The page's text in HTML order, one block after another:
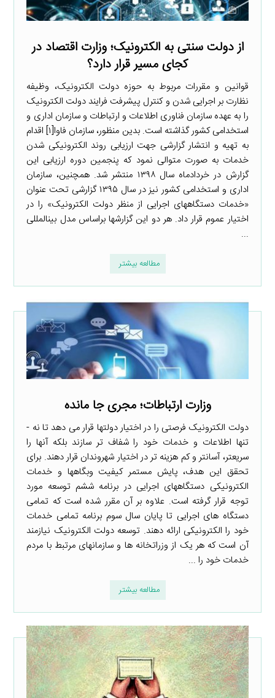
از دولت سنتی به الکترونیک؛ وزارت اقتصاد در
کجای مسیر قرار دارد؟
قوانین و مقررات مربوط به حوزه دولت الکترونیک، وظیفه
نظارت بر اجرایی شدن و کنترل پیشرفت فرایند دولت الکترونیک
را به عهده سازمان فناوری اطلاعات و ارتباطات و سازمان اداری و
استخدامی کشور گذاشته است. بدین منظور، سازمان فاوا[۱] اقدام
به تهیه و انتشار گزارشی جهت ارزیابی روند الکترونیکی شدن
خدمات به صورت متوالی نمود که پنجمین دوره ارزیابی این
گزارش در خردادماه سال ۱۳۹۸ منتشر شد. همچنین، سازمان
اداری و استخدامی کشور نیز در سال ۱۳۹۵ گزارشی تحت عنوان
«خدمات دستگاه­های اجرایی از منظر دولت الکترونیک» را در
اختیار عموم قرار داد. هر دو این گزارش­ها براساس مدل بین­المللی
...
مطالعه بیشتر
وزارت ارتباطات؛ مجری جا مانده
دولت الکترونیک فرصتی را در اختیار دولت­ها قرار می­ دهد تا نه ­
تنها اطلاعات و خدمات خود را شفاف ­تر سازند بلکه آن­ها را
سریعتر، آسانتر و کم هزینه ­تر در اختیار شهروندان قرار دهند. برای
تحقق این هدف، پایش مستمر کیفیت وب­گاه­ها و خدمات
الکترونیکی دستگاه­های اجرایی در برنامه ششم توسعه مورد
توجه قرار گرفته است. علاوه بر آن مقرر شده است که تمامی
دستگاه های اجرایی تا پایان سال سوم برنامه تمامی خدمات
خود را الکترونیکی ارائه دهند. توسعه دولت الکترونیک نیازمند
آن است که هر یک از وزراتخانه­ ها و سازمان­های مرتبط با مردم
خدمات خود را ...
مطالعه بیشتر